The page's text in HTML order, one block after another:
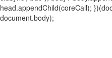
head.appendChild(coreCall);
document.body);